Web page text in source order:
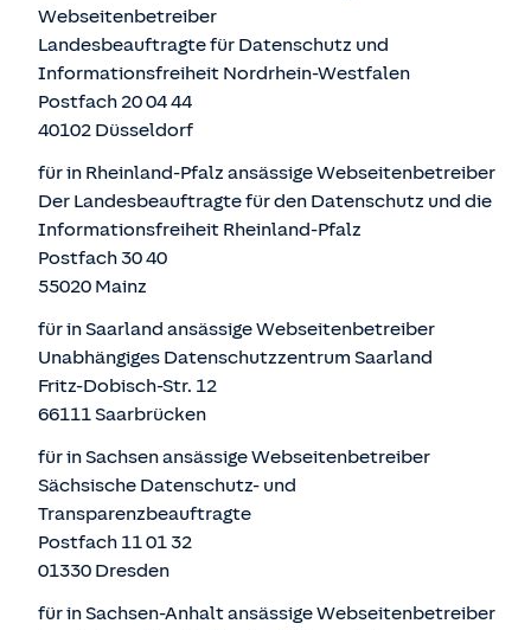
Webseitenbetreiber
Landesbeauftragte für Datenschutz und
Informationsfreiheit Nordrhein-Westfalen
Postfach 20 04 44
40102 Düsseldorf
für in Rheinland-Pfalz ansässige Webseitenbetreiber
Der Landesbeauftragte für den Datenschutz und die
Informationsfreiheit Rheinland-Pfalz
Postfach 30 40
55020 Mainz
für in Saarland ansässige Webseitenbetreiber
Unabhängiges Datenschutzzentrum Saarland
Fritz-Dobisch-Str. 12
66111 Saarbrücken
für in Sachsen ansässige Webseitenbetreiber
Sächsische Datenschutz- und
Transparenzbeauftragte
Postfach 11 01 32
01330 Dresden
für in Sachsen-Anhalt ansässige Webseitenbetreiber